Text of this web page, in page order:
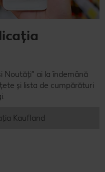
Noutăți” ai la îndemână
și lista de cumpărături
Kaufland